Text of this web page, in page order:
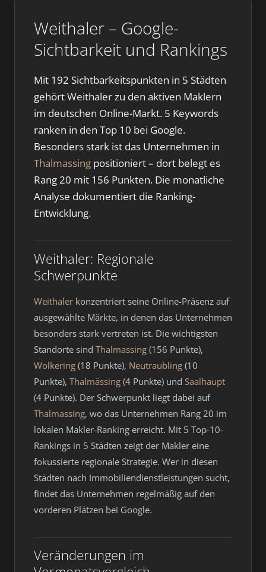
Weithaler – Google-
Sichtbarkeit und Rankings
Mit 192 Sichtbarkeitspunkten in 5 Städten
gehört Weithaler zu den aktiven Maklern
im deutschen Online-Markt. 5 Keywords
ranken in den Top 10 bei Google.
Besonders stark ist das Unternehmen in
Thalmassing positioniert – dort belegt es
Rang 20 mit 156 Punkten. Die monatliche
Analyse dokumentiert die Ranking-
Entwicklung.
Weithaler: Regionale
Schwerpunkte
Weithaler konzentriert seine Online-Präsenz auf
ausgewählte Märkte, in denen das Unternehmen
besonders stark vertreten ist. Die wichtigsten
Standorte sind Thalmassing (156 Punkte),
Wolkering (18 Punkte), Neutraubling (10
Punkte), Thalmässing (4 Punkte) und Saalhaupt
(4 Punkte). Der Schwerpunkt liegt dabei auf
Thalmassing, wo das Unternehmen Rang 20 im
lokalen Makler-Ranking erreicht. Mit 5 Top-10-
Rankings in 5 Städten zeigt der Makler eine
fokussierte regionale Strategie. Wer in diesen
Städten nach Immobiliendienstleistungen sucht,
findet das Unternehmen regelmäßig auf den
vorderen Plätzen bei Google.
Veränderungen im